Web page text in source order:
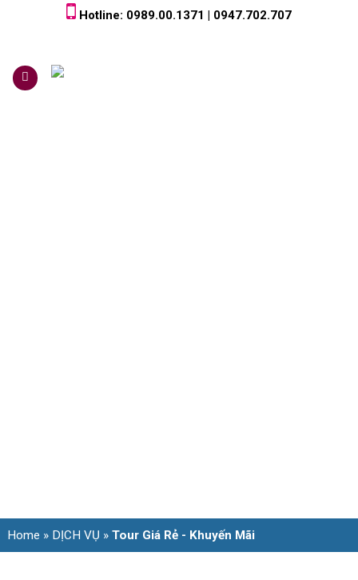
Hotline: 0989.00.1371 | 0947.702.707
Home » DỊCH VỤ » Tour Giá Rẻ - Khuyến Mãi